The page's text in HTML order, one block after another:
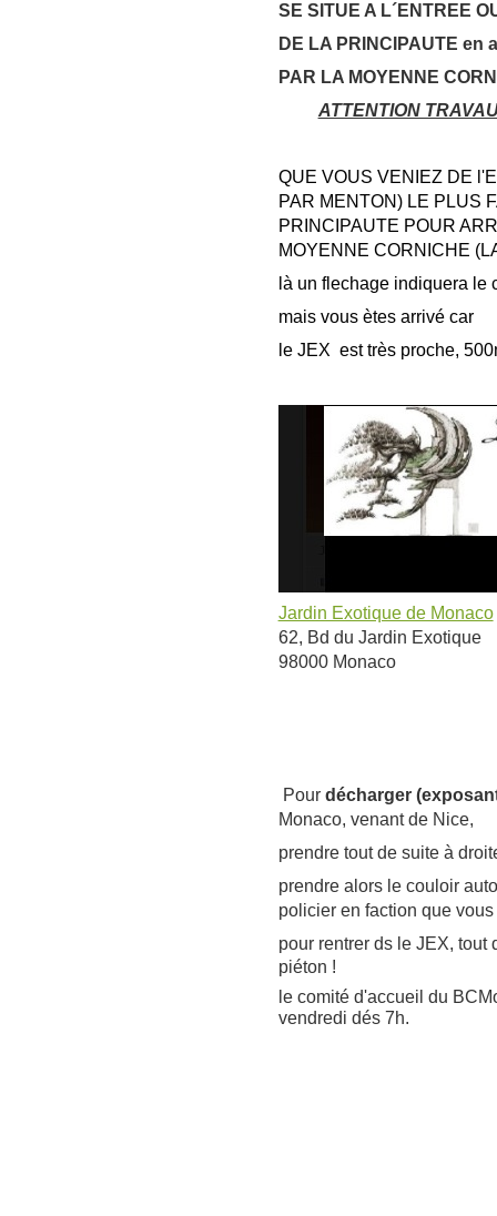
SE SITUE A L´ENTREE
DE LA PRINCIPAUTE en
PAR LA MOYENNE
ATTENTION
QUE VOUS VENIEZ DE
PAR MENTON) LE PLUS
PRINCIPAUTE POUR
MOYENNE CORNICHE
là un flechage indiquera le
mais vous ètes arrivé car
le JEX est très proche,
Jardin Exotique de Monaco
62, Bd du Jardin Exotique
98000 Monaco
Pour décharger
Monaco, venant de Nice,
prendre tout de suite à
prendre alors le couloir
policier en faction que
pour rentrer ds le JEX, tout
piéton !
le comité d'accueil du
vendredi dés 7h.